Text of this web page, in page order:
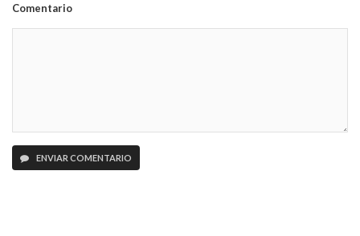
Comentario
ENVIAR COMENTARIO